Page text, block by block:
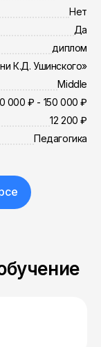
Нет
Да
диплом
К.Д. Ушинского»
Middle
000 ₽ - 150 000 ₽
12 200 ₽
Педагогика